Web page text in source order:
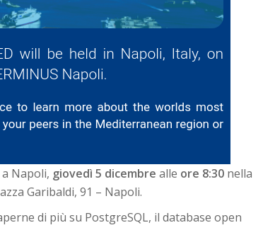
Napoli, giovedì 5 dicembre alle ore 8:30 nella
Garibaldi, 91 – Napoli.
di più su PostgreSQL, il database open